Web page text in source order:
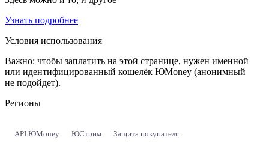
Узнать подробнее
Условия использования
Важно: чтобы заплатить на этой странице, нужен именной
или идентифицированный кошелёк ЮMoney (анонимный
не подойдет).
Регионы
API ЮMoney ЮСтрим Защита покупателя